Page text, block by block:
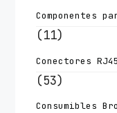
Componentes
(11)
Conectores
(53)
Consumibles